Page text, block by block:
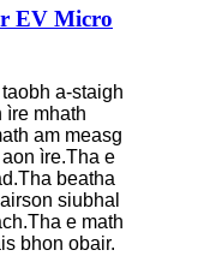
EV Micro
a-staigh
ìre mhath
am measg
ìre.Tha e
beatha
siubhal
e math
bhon obair.